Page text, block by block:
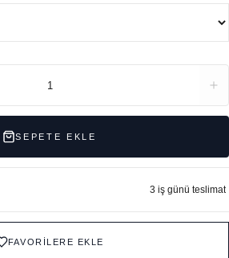
1
SEPETE EKLE
3 iş günü teslimat
FAVORİLERE EKLE